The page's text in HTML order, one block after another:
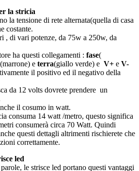
la stricia
la tensione di rete alternata(quella di casa
costante.
, di vari potenze, da 75w a 250w, da
ha questi collegamenti : fase(
(marrone) e terra(giallo verde) e V+ e V-
il positivo ed il negativo della
da 12 volts dovrete prendere un
il cosumo in watt.
consuma 14 watt /metro, questo significa
consumerà circa 70 Watt. Quindi
questi dettagli altrimenti rischierete che
correttamente.
led
le strisce led portano questi vantaggi